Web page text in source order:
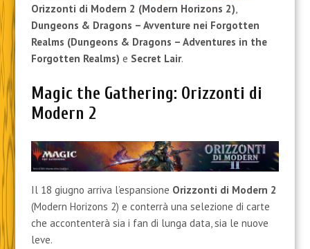
Orizzonti di Modern 2 (Modern Horizons 2),
Dungeons & Dragons – Avventure nei Forgotten
Realms (Dungeons & Dragons – Adventures in the
Forgotten Realms) e Secret Lair.
Magic the Gathering: Orizzonti di
Modern 2
Il 18 giugno arriva l’espansione Orizzonti di Modern 2
(Modern Horizons 2) e conterrà una selezione di carte
che accontenterà sia i fan di lunga data, sia le nuove
leve.